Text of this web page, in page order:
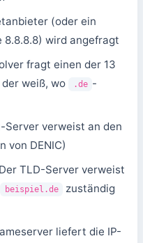
(oder ein
8.8.8.8) wird angefragt
fragt einen der 13
weiß, wo
.de -
Server verweist an den
von DENIC)
Der TLD-Server verweist
beispiel.de
zuständig
liefert die IP-